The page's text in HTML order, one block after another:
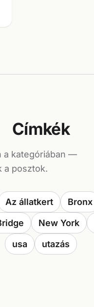
Címkék
a kategóriában —
a posztok.
Az állatkert Bronx
New York
usa utazás